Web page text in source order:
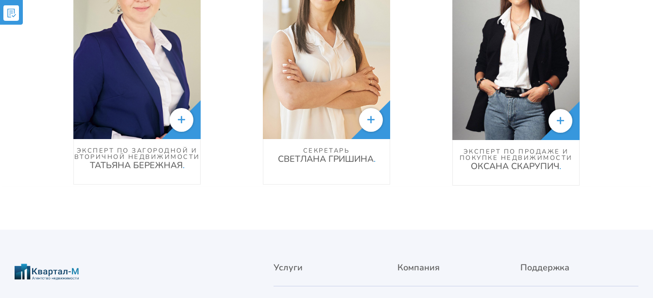

ЭКСПЕРТ ПО ЗАГОРОДНОЙ И
ВТОРИЧНОЙ НЕДВИЖИМОСТИ
ТАТЬЯНА БЕРЕЖНАЯ.

СЕКРЕТАРЬ
СВЕТЛАНА ГРИШИНА.

ЭКСПЕРТ ПО ПРОДАЖЕ И
ПОКУПКЕ НЕДВИЖИМОСТИ
ОКСАНА СКАРУПИЧ.
Услуги Компания Поддержка